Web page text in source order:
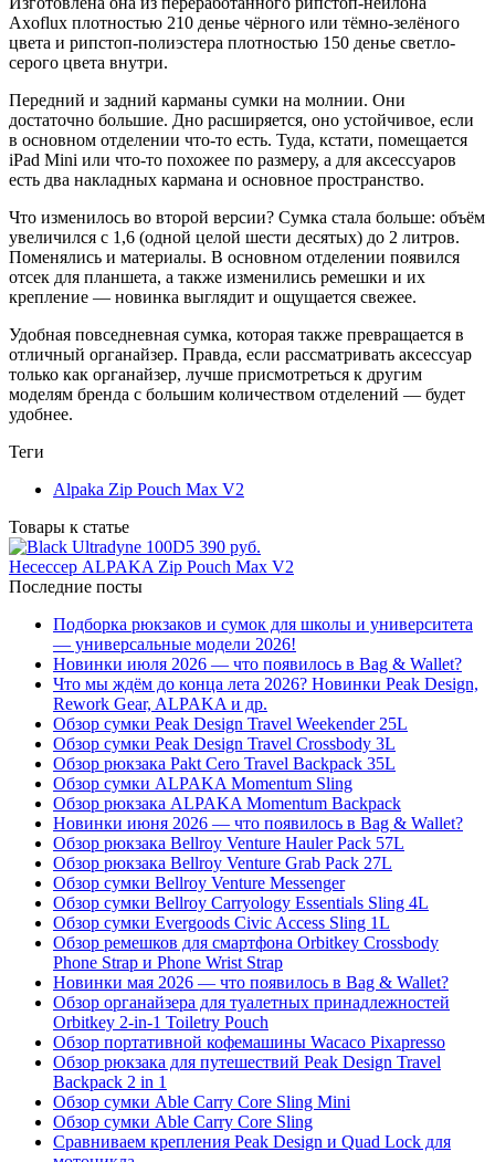
Axoflux плотностью 210 денье чёрного или тёмно-зелёного
цвета и рипстоп-полиэстера плотностью 150 денье светло-
серого цвета внутри.
Передний и задний карманы сумки на молнии. Они
достаточно большие. Дно расширяется, оно устойчивое, если
в основном отделении что-то есть. Туда, кстати, помещается
iPad Mini или что-то похожее по размеру, а для аксессуаров
есть два накладных кармана и основное пространство.
Что изменилось во второй версии? Сумка стала больше: объём
увеличился с 1,6 (одной целой шести десятых) до 2 литров.
Поменялись и материалы. В основном отделении появился
отсек для планшета, а также изменились ремешки и их
крепление — новинка выглядит и ощущается свежее.
Удобная повседневная сумка, которая также превращается в
отличный органайзер. Правда, если рассматривать аксессуар
только как органайзер, лучше присмотреться к другим
моделям бренда с большим количеством отделений — будет
удобнее.
Теги
Alpaka Zip Pouch Max V2
Товары к статье
5 390 руб.
Несессер ALPAKA Zip Pouch Max V2
Последние посты
Подборка рюкзаков и сумок для школы и университета
— универсальные модели 2026!
Новинки июля 2026 — что появилось в Bag & Wallet?
Что мы ждём до конца лета 2026? Новинки Peak Design,
Rework Gear, ALPAKA и др.
Обзор сумки Peak Design Travel Weekender 25L
Обзор сумки Peak Design Travel Crossbody 3L
Обзор рюкзака Pakt Cero Travel Backpack 35L
Обзор сумки ALPAKA Momentum Sling
Обзор рюкзака ALPAKA Momentum Backpack
Новинки июня 2026 — что появилось в Bag & Wallet?
Обзор рюкзака Bellroy Venture Hauler Pack 57L
Обзор рюкзака Bellroy Venture Grab Pack 27L
Обзор сумки Bellroy Venture Messenger
Обзор сумки Bellroy Carryology Essentials Sling 4L
Обзор сумки Evergoods Civic Access Sling 1L
Обзор ремешков для смартфона Orbitkey Crossbody
Phone Strap и Phone Wrist Strap
Новинки мая 2026 — что появилось в Bag & Wallet?
Обзор органайзера для туалетных принадлежностей
Orbitkey 2-in-1 Toiletry Pouch
Обзор портативной кофемашины Wacaco Pixapresso
Обзор рюкзака для путешествий Peak Design Travel
Backpack 2 in 1
Обзор сумки Able Carry Core Sling Mini
Обзор сумки Able Carry Core Sling
Сравниваем крепления Peak Design и Quad Lock для